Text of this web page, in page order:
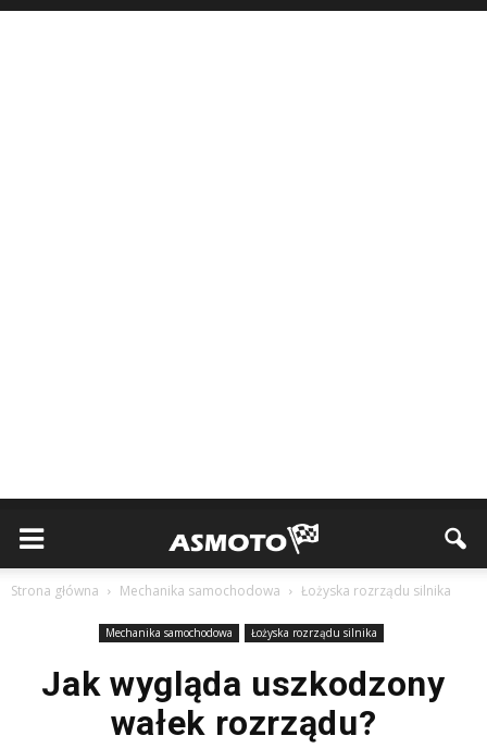
Strona główna Mechanika samochodowa Łożyska rozrządu silnika
Mechanika samochodowa Łożyska rozrządu silnika
Jak wygląda uszkodzony
wałek rozrządu?